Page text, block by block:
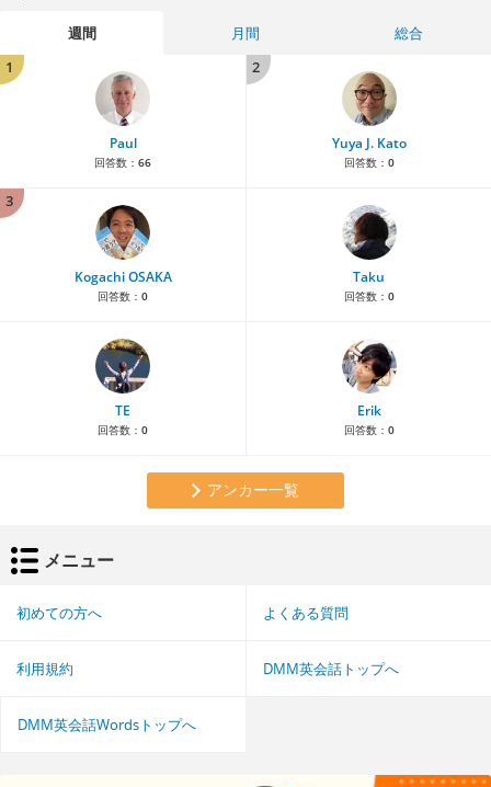
週間 月間
総合
1
Paul
回答数： 66
2
Yuya J. Kato
回答数： 0
3
Kogachi OSAKA
回答数： 0
Taku
回答数： 0
TE
回答数： 0
Erik
回答数： 0
アンカー一覧
メニュー
初めての方へ よくある質問
利用規約 DMM英会話トップへ
DMM英会話Wordsトップへ